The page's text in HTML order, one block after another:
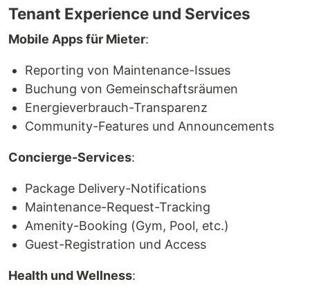
Tenant Experience und Services
Mobile Apps für Mieter:
Reporting von Maintenance-Issues
Buchung von Gemeinschaftsräumen
Energieverbrauch-Transparenz
Community-Features und Announcements
Concierge-Services:
Package Delivery-Notifications
Maintenance-Request-Tracking
Amenity-Booking (Gym, Pool, etc.)
Guest-Registration und Access
Health und Wellness: